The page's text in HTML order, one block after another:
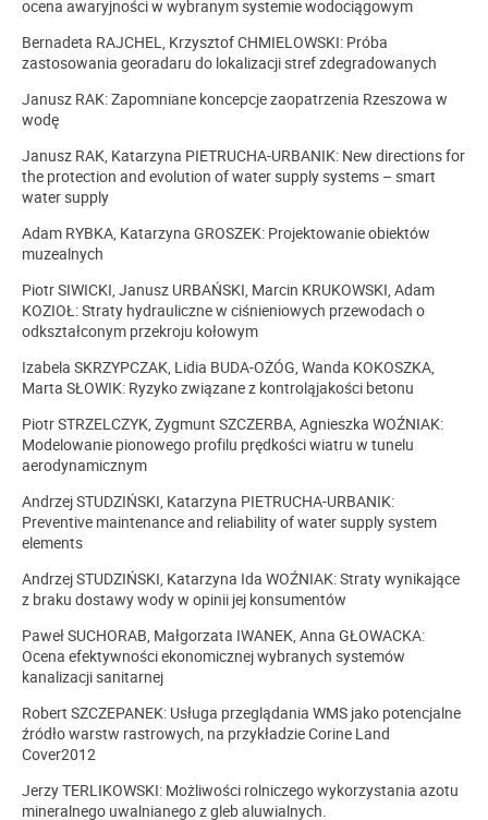
ocena awaryjności w wybranym systemie wodociągowym
Bernadeta RAJCHEL, Krzysztof CHMIELOWSKI: Próba
zastosowania georadaru do lokalizacji stref zdegradowanych
Janusz RAK: Zapomniane koncepcje zaopatrzenia Rzeszowa w
wodę
Janusz RAK, Katarzyna PIETRUCHA-URBANIK: New directions for
the protection and evolution of water supply systems – smart
water supply
Adam RYBKA, Katarzyna GROSZEK: Projektowanie obiektów
muzealnych
Piotr SIWICKI, Janusz URBAŃSKI, Marcin KRUKOWSKI, Adam
KOZIOŁ: Straty hydrauliczne w ciśnieniowych przewodach o
odkształconym przekroju kołowym
Izabela SKRZYPCZAK, Lidia BUDA-OŻÓG, Wanda KOKOSZKA,
Marta SŁOWIK: Ryzyko związane z kontroląjakości betonu
Piotr STRZELCZYK, Zygmunt SZCZERBA, Agnieszka WOŹNIAK:
Modelowanie pionowego profilu prędkości wiatru w tunelu
aerodynamicznym
Andrzej STUDZIŃSKI, Katarzyna PIETRUCHA-URBANIK:
Preventive maintenance and reliability of water supply system
elements
Andrzej STUDZIŃSKI, Katarzyna Ida WOŹNIAK: Straty wynikające
z braku dostawy wody w opinii jej konsumentów
Paweł SUCHORAB, Małgorzata IWANEK, Anna GŁOWACKA:
Ocena efektywności ekonomicznej wybranych systemów
kanalizacji sanitarnej
Robert SZCZEPANEK: Usługa przeglądania WMS jako potencjalne
źródło warstw rastrowych, na przykładzie Corine Land
Cover2012
Jerzy TERLIKOWSKI: Możliwości rolniczego wykorzystania azotu
mineralnego uwalnianego z gleb aluwialnych.